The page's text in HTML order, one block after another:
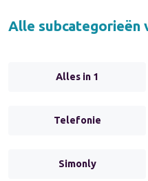
Alle subcategorieën
Alles in 1
Telefonie
Simonly